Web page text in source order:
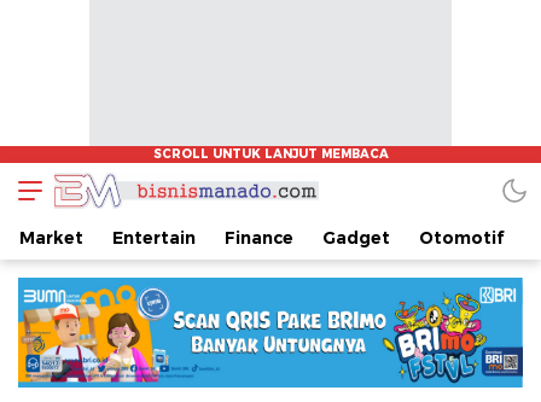
Market Entertain Finance Gadget Otomotif